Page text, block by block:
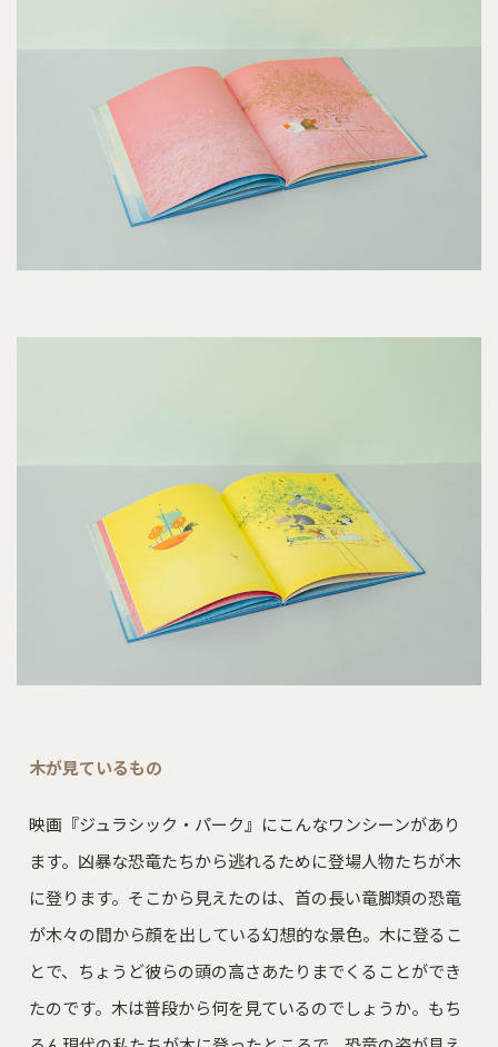
木が見ているもの
映画『ジュラシック・パーク』にこんなワンシーンがあり
ます。凶暴な恐竜たちから逃れるために登場人物たちが木
に登ります。そこから見えたのは、首の長い竜脚類の恐竜
が木々の間から顔を出している幻想的な景色。木に登るこ
とで、ちょうど彼らの頭の高さあたりまでくることができ
たのです。木は普段から何を見ているのでしょうか。もち